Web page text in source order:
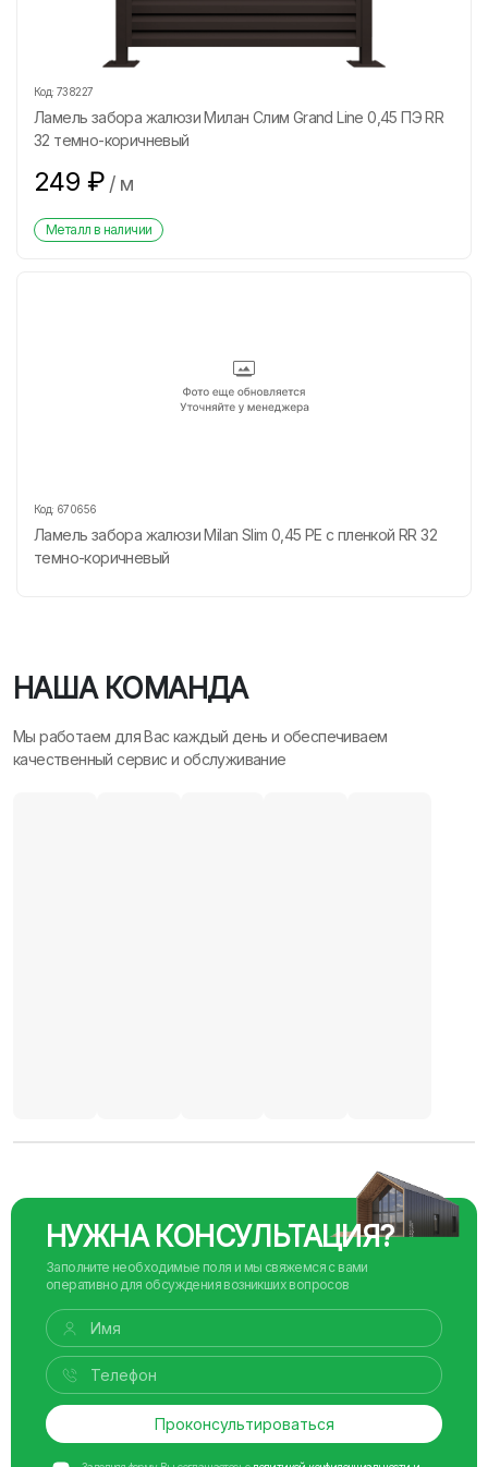
Код: 738227
Ламель забора жалюзи Милан Слим Grand Line 0,45 ПЭ RR
32 темно-коричневый
249 ₽ / м
Металл в наличии
Код: 670656
Ламель забора жалюзи Milan Slim 0,45 PE с пленкой RR 32
темно-коричневый
НАША КОМАНДА
Мы работаем для Вас каждый день и обеспечиваем
качественный сервис и обслуживание
НУЖНА КОНСУЛЬТАЦИЯ?
Заполните необходимые поля и мы свяжемся с вами
оперативно для обсуждения возникших вопросов
Проконсультироваться